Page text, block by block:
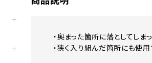
・奥まった箇所に落としてしま
・狭く入り組んだ箇所にも使用